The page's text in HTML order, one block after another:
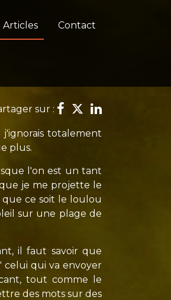
Articles Contact
sur :
totalement
plus.
l'on est un tant
je me projette le
ce soit le loulou
sur une plage de
il faut savoir que
celui qui va envoyer
tout comme le
des mots sur des